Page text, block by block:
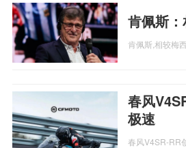
肯佩斯
肯佩斯,相较梅
春风
极速
春风V4SR-RR